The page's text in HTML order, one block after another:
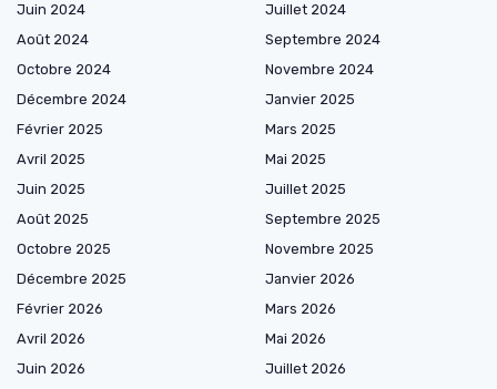
Juin 2024
Juillet 2024
Août 2024
Septembre 2024
Octobre 2024
Novembre 2024
Décembre 2024
Janvier 2025
Février 2025
Mars 2025
Avril 2025
Mai 2025
Juin 2025
Juillet 2025
Août 2025
Septembre 2025
Octobre 2025
Novembre 2025
Décembre 2025
Janvier 2026
Février 2026
Mars 2026
Avril 2026
Mai 2026
Juin 2026
Juillet 2026